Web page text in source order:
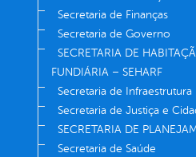
Secretaria de Finanças
Secretaria de Governo
SECRETARIA DE
FUNDIÁRIA – SEHARF
Secretaria de Infraestrutura
Secretaria de Justiça e
SECRETARIA DE
Secretaria de Saúde